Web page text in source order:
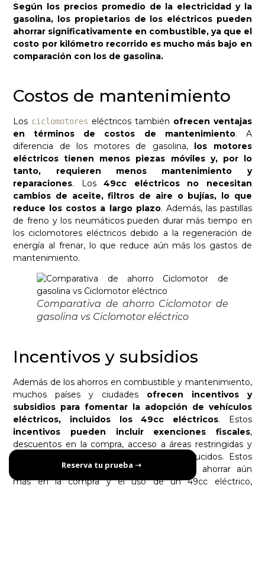
Según los precios promedio de la electricidad y la
gasolina, los propietarios de los eléctricos pueden
ahorrar significativamente en combustible, ya que el
costo por kilómetro recorrido es mucho más bajo en
comparación con los de gasolina.
Costos de mantenimiento
Los ciclomotores eléctricos también ofrecen ventajas
en términos de costos de mantenimiento. A
diferencia de los motores de gasolina, los motores
eléctricos tienen menos piezas móviles y, por lo
tanto, requieren menos mantenimiento y
reparaciones. Los49cc eléctricos no necesitan
cambios de aceite, filtros de aire o bujías, lo que
reduce los costos a largo plazo. Además, las pastillas
de freno y los neumáticos pueden durar más tiempo en
los ciclomotores eléctricos debido a la regeneración de
energía al frenar, lo que reduce aún más los gastos de
mantenimiento.
Comparativa de ahorro Ciclomotor de
gasolina vs Ciclomotor eléctrico
Incentivos y subsidios
Además de los ahorros en combustible y mantenimiento,
muchos países y ciudades ofrecen incentivos y
subsidios para fomentar la adopción de vehículos
eléctricos, incluidos los 49cc eléctricos. Estos
incentivos pueden incluir exenciones fiscales,
descuentos en la compra, acceso a áreas restringidas y
estacionamiento gratuito o a precios reducidos. Estos
beneficios adicionales pueden ayudarte a ahorrar aún
más en la compra y el uso de un 49cc eléctrico,
Reserva tu prueba ➝